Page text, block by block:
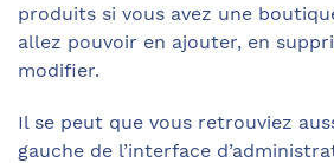
produits si vous avez une
allez pouvoir en ajouter, en
modifier.
Il se peut que vous retrouviez
gauche de l’interface